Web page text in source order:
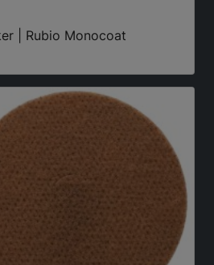
| Rubio Monocoat